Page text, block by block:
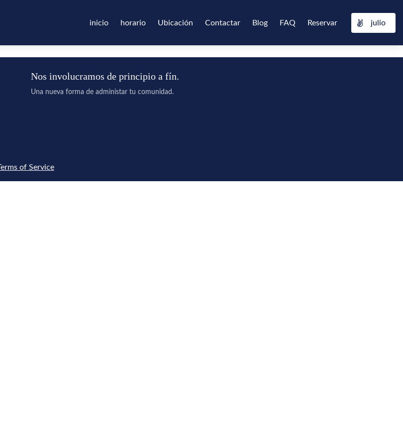
inicio horario Ubicación Contactar Blog FAQ Reservar julio
Nos involucramos de principio a fín.
Una nueva forma de administar tu comunidad.
Terms of Service